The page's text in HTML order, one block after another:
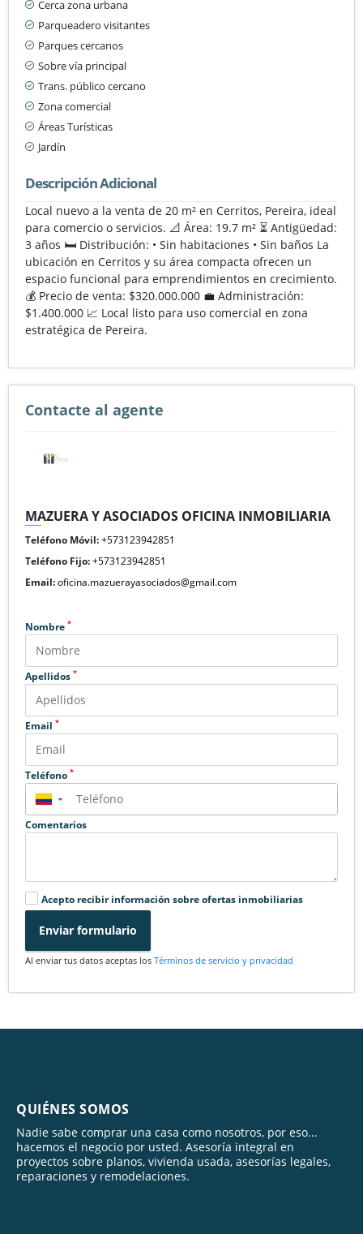
Cerca zona urbana
Parqueadero visitantes
Parques cercanos
Sobre vía principal
Trans. público cercano
Zona comercial
Áreas Turísticas
Jardín
Descripción Adicional
Local nuevo a la venta de 20 m² en Cerritos, Pereira, ideal
para comercio o servicios. 📐 Área: 19.7 m² ⏳ Antigüedad:
3 años 🛏️ Distribución: • Sin habitaciones • Sin baños La
ubicación en Cerritos y su área compacta ofrecen un
espacio funcional para emprendimientos en crecimiento.
💰 Precio de venta: $320.000.000 💼 Administración:
$1.400.000 📈 Local listo para uso comercial en zona
estratégica de Pereira.
Contacte al agente
MAZUERA Y ASOCIADOS OFICINA INMOBILIARIA
Teléfono Móvil:+573123942851
Teléfono Fijo:+573123942851
Email:oficina.mazuerayasociados@gmail.com
Nombre *
Apellidos *
Email *
Teléfono *
▼
Comentarios
Acepto recibir información sobre ofertas inmobiliarias
Enviar formulario
Al enviar tus datos aceptas los Términos de servicio y privacidad
QUIÉNES SOMOS
Nadie sabe comprar una casa como nosotros, por eso...
hacemos el negocio por usted. Asesoría integral en
proyectos sobre planos, vivienda usada, asesorías legales,
reparaciones y remodelaciones.